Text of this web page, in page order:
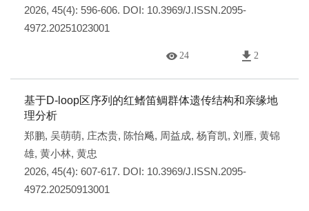
2026, 45(4): 596-606. DOI: 10.3969/J.ISSN.2095-
4972.20251023001
24 2
基于D-loop区序列的红鳍笛鲷群体遗传结构和亲缘地
理分析
郑鹏, 吴萌萌, 庄杰贵, 陈怡飚, 周益成, 杨育凯, 刘雁, 黄锦
雄, 黄小林, 黄忠
2026, 45(4): 607-617. DOI: 10.3969/J.ISSN.2095-
4972.20250913001